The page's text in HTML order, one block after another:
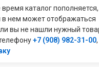
каталог пополняется,
нем может отображаться
вы не нашли нужный
+7 (908) 982-31-00